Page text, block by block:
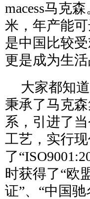
macess马克
米，年产能
是中国比较
更是成为生活
大家都知
秉承了马克
系，引进了
工艺，实行
了
时获得了“欧
证”、“中国